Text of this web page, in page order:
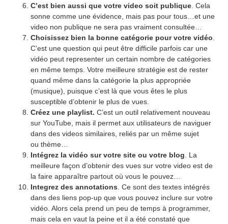
C’est bien aussi que votre video soit publique. Cela
sonne comme une évidence, mais pas pour tous…et une
video non publique ne sera pas vraiment consultée…
Choisissez bien la bonne catégorie pour votre vidéo.
C’est une question qui peut être difficile parfois car une
vidéo peut representer un certain nombre de catégories
en même temps. Votre meilleure stratégie est de rester
quand même dans la catégorie la plus appropriée
(musique), puisque c’est là que vous êtes le plus
susceptible d’obtenir le plus de vues.
Créez une playlist. C’est un outil relativement nouveau
sur YouTube, mais il permet aux utilisateurs de naviguer
dans des videos similaires, reliés par un même sujet
ou thème…
Intégrez la vidéo sur votre site ou votre blog. La
meilleure façon d’obtenir des vues sur votre video est de
la faire apparaître partout où vous le pouvez…
Integrez des annotations. Ce sont des textes intégrés
dans des liens pop-up que vous pouvez inclure sur votre
vidéo. Alors cela prend un peu de temps à programmer,
mais cela en vaut la peine et il a été constaté que